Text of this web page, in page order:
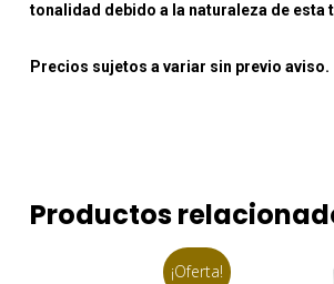
tonalidad debido a la naturaleza de esta
Precios sujetos a variar sin previo aviso.
Productos
¡Oferta!